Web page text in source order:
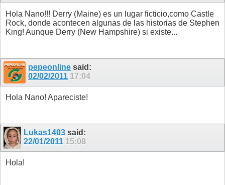
Hola Nano!!! Derry (Maine) es un lugar ficticio,como Castle
Rock, donde acontecen algunas de las historias de Stephen
King! Aunque Derry (New Hampshire) si existe...
pepeonline said:
02/02/2011 17:04
Hola Nano! Apareciste!
Lukas1403 said:
22/01/2011 15:08
Hola!